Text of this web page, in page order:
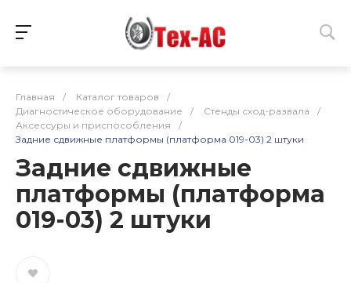
Главная / Каталог товаров
/
Диагностическое оборудование
/ Стенды сход-развала
/
Аксессуры и приспособления
/
Задние сдвижные платформы (платформа 019-03) 2 штуки
Задние сдвижные
платформы (платформа
019-03) 2 штуки